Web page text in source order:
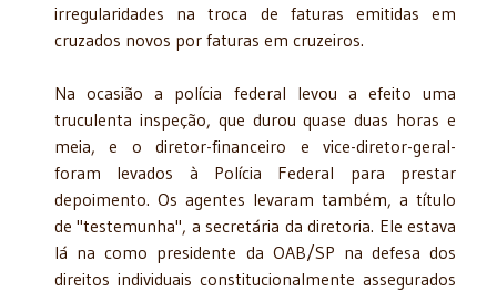
irregularidades na troca de faturas emitidas em
cruzados novos por faturas em cruzeiros.
Na ocasião a polícia federal levou a efeito uma
truculenta inspeção, que durou quase duas horas e
meia, e o diretor-financeiro e vice-diretor-geral-
foram levados à Polícia Federal para prestar
depoimento. Os agentes levaram também, a título
de "testemunha", a secretária da diretoria. Ele estava
lá na como presidente da OAB/SP na defesa dos
direitos individuais constitucionalmente assegurados